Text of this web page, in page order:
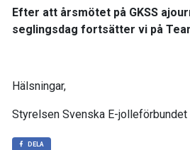
Efter att årsmötet på GKSS
seglingsdag fortsätter vi på
Hälsningar,
Styrelsen Svenska E-jolleförbundet
DELA